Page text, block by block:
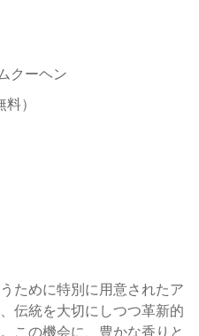
クーヘン
）
ために特別に用意されたア
伝統を大切にしつつ革新的
この機会に、豊かな香りと